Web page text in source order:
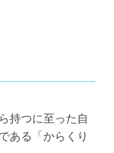
持つに至った自
ある「からくり